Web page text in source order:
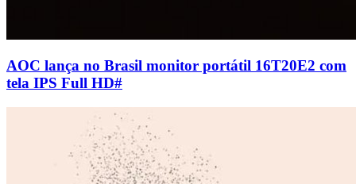
AOC lança no Brasil monitor portátil 16T20E2 com
tela IPS Full HD#